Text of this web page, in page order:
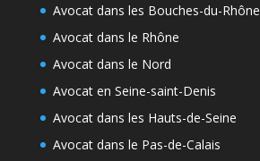
Avocat dans les Bouches-du-Rhône
Avocat dans le Rhône
Avocat dans le Nord
Avocat en Seine-saint-Denis
Avocat dans les Hauts-de-Seine
Avocat dans le Pas-de-Calais